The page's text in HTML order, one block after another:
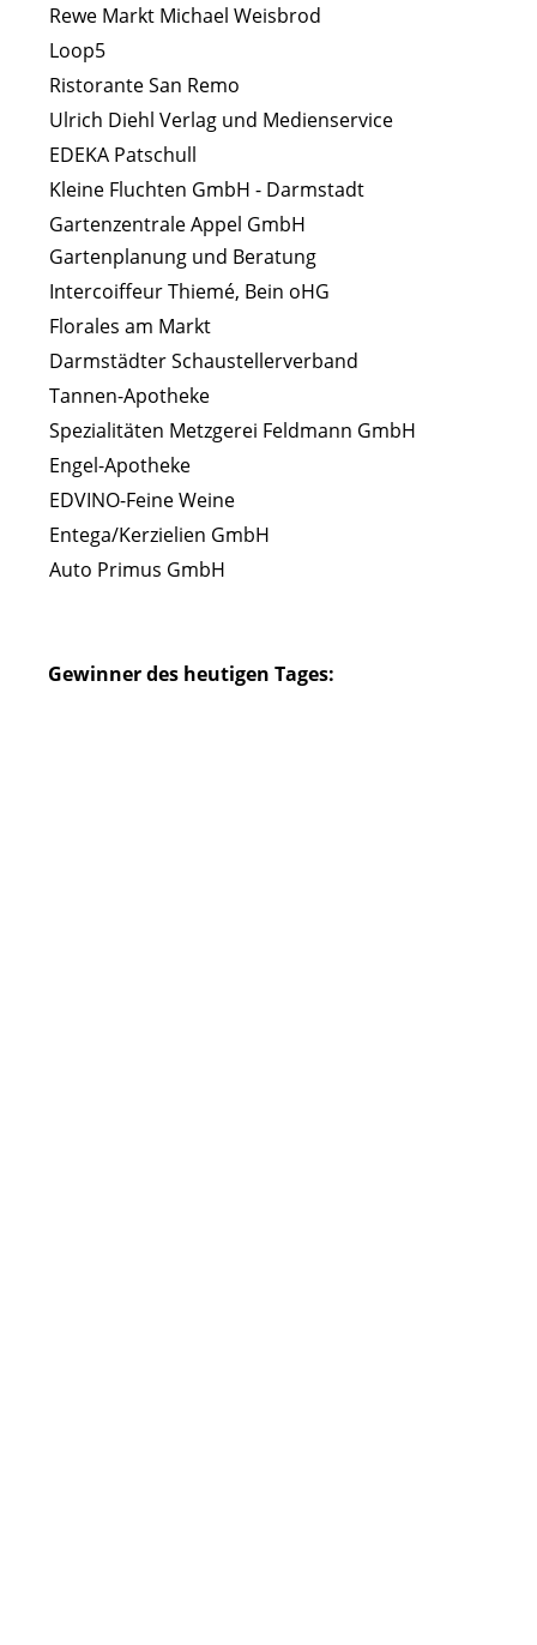
Rewe Markt Michael Weisbrod
Loop5
Ristorante San Remo
Ulrich Diehl Verlag und Medienservice
EDEKA Patschull
Kleine Fluchten GmbH - Darmstadt
Gartenzentrale Appel GmbH
Gartenplanung und Beratung
Intercoiffeur Thiemé, Bein oHG
Florales am Markt
Darmstädter Schaustellerverband
Tannen-Apotheke
Spezialitäten Metzgerei Feldmann GmbH
Engel-Apotheke
EDVINO-Feine Weine
Entega/Kerzielien GmbH
Auto Primus GmbH
Gewinner des heutigen Tages: